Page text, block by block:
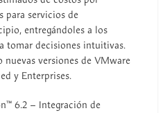
para servicios de
entregándoles a los
tomar decisiones intuitivas.
nuevas versiones de VMware
y Enterprises.
6.2 – Integración de